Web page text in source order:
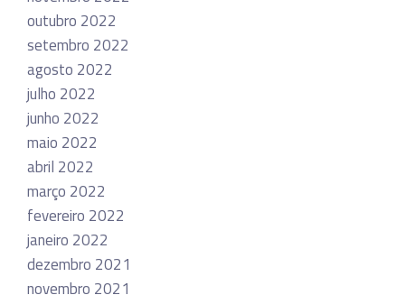
outubro 2022
setembro 2022
agosto 2022
julho 2022
junho 2022
maio 2022
abril 2022
março 2022
fevereiro 2022
janeiro 2022
dezembro 2021
novembro 2021